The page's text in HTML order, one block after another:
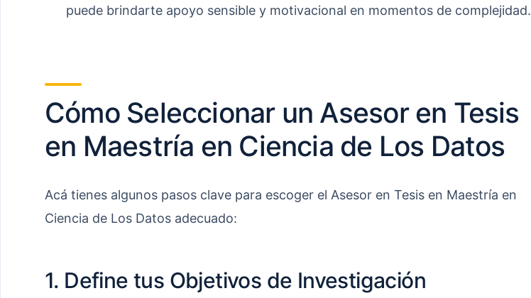
puede brindarte apoyo sensible y motivacional en momentos de complejidad.
Cómo Seleccionar un Asesor en Tesis
en Maestría en Ciencia de Los Datos
Acá tienes algunos pasos clave para escoger el Asesor en Tesis en Maestría en
Ciencia de Los Datos adecuado:
1. Define tus Objetivos de Investigación